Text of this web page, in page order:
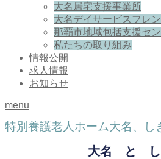
大名居宅支援事業所
大名デイサービスフレ
那覇市地域包括支援セ
私たちの取り組み
情報公開
求人情報
お知らせ
menu
特別養護老人ホーム大名、
大名 と し